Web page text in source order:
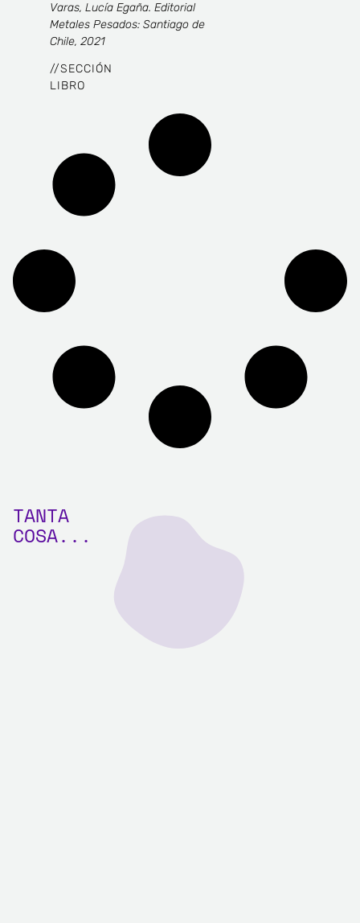
Varas, Lucía Egaña. Editorial
Metales Pesados: Santiago de
Chile, 2021
//SECCIÓN
LIBRO
TANTA
COSA...